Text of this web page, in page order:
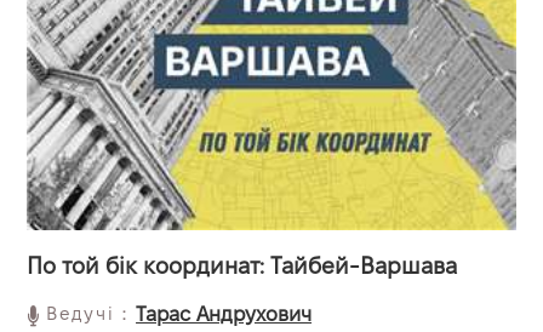
По той бік координат: Тайбей-Варшава
Ведучі：Тарас Андрухович